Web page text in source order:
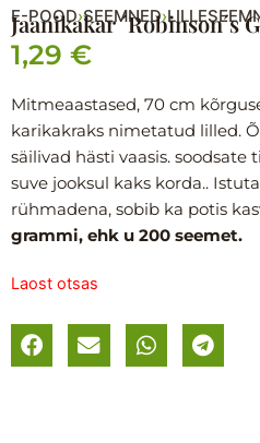
E-POOD›SEEMNED›
Jaanikakar ´Robinson´s
1,29 €
Mitmeaastased, 70 cm
karikakraks nimetatud lilled.
säilivad hästi vaasis.
suve jooksul kaks korda..
rühmadena, sobib ka potis
grammi, ehk u 200 seemet.
Laost otsas